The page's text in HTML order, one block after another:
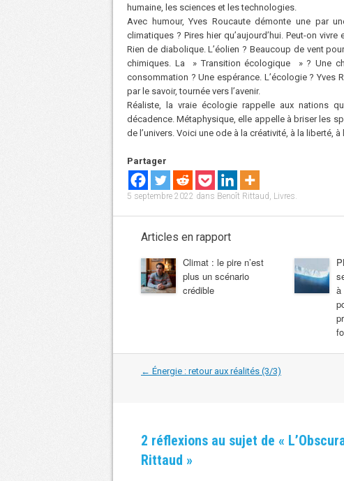
humaine, les sciences et les technologies.
Avec humour, Yves Roucaute démonte une par
climatiques ? Pires hier qu’aujourd’hui. Peut-on
Rien de diabolique. L’éolien ? Beaucoup de vent
chimiques. La » Transition écologique » ? Une
consommation ? Une espérance. L’écologie ? Yves
par le savoir, tournée vers l’avenir.
Réaliste, la vraie écologie rappelle aux nations
décadence. Métaphysique, elle appelle à briser les
de l’univers. Voici une ode à la créativité, à la liberté,
Partager
5 septembre 2022 dans Benoît Rittaud Livres
Articles en rapport
Climat : le pire n’est
plus un scénario
crédible
à
Navigation
dans
← Énergie : retour aux réalités (3/3)
2 réflexions au sujet de «
Rittaud »